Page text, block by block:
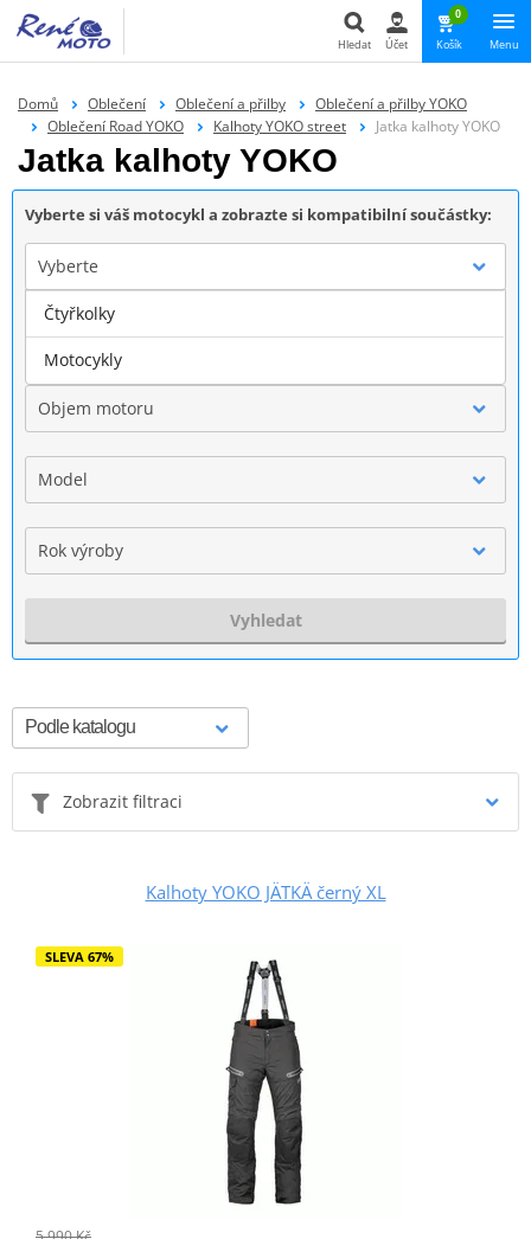
Hledat
Hledat Účet
0
Košík Menu
Domů Oblečení Oblečení a přilby
Oblečení a přilby YOKO
Oblečení Road YOKO
Kalhoty YOKO street Jatka kalhoty YOKO
Jatka kalhoty YOKO
Vyberte si váš motocykl a zobrazte si kompatibilní součástky:
Vyberte
Značka
Objem motoru
Model
Rok výroby
Vyhledat
Zobrazit filtraci
Kalhoty YOKO JÄTKÄ černý XL
SLEVA 67%
Čtyřkolky
Motocykly